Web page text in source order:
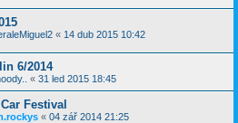
« 14 dub 2015 10:42
6/2014
« 31 led 2015 18:45
Festival
« 04 zář 2014 21:25